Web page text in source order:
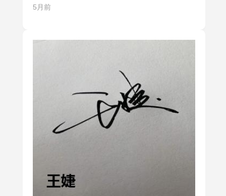
5月前